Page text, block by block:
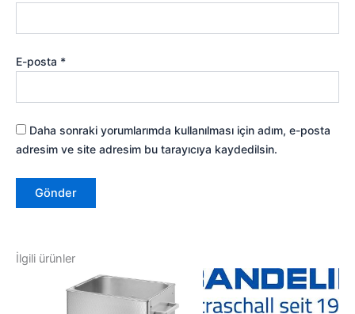
E-posta *
Daha sonraki yorumlarımda kullanılması için adım, e-posta
adresim ve site adresim bu tarayıcıya kaydedilsin.
İlgili ürünler